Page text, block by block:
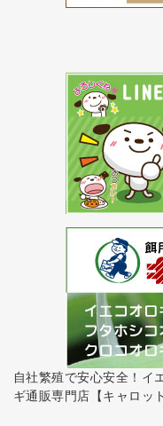
自社繁殖で安心安全！イ
ギ通販専門店【キャロッ